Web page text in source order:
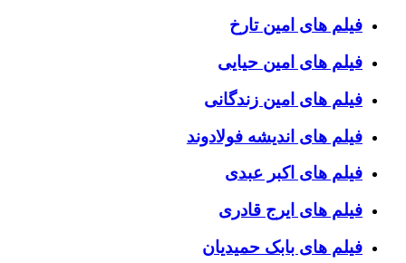
فیلم های امین تارخ
فیلم های امین حیایی
فیلم های امین زندگانی
فیلم های اندیشه فولادوند
فیلم های اکبر عبدی
فیلم های ایرج قادری
فیلم های بابک حمیدیان